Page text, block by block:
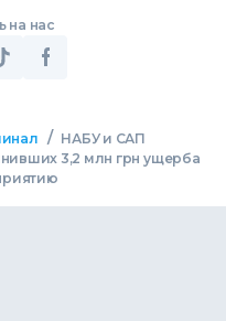
на нас
/ НАБУ и САП
3,2 млн грн ущерба